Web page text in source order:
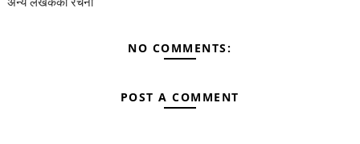
NO COMMENTS:
POST A COMMENT